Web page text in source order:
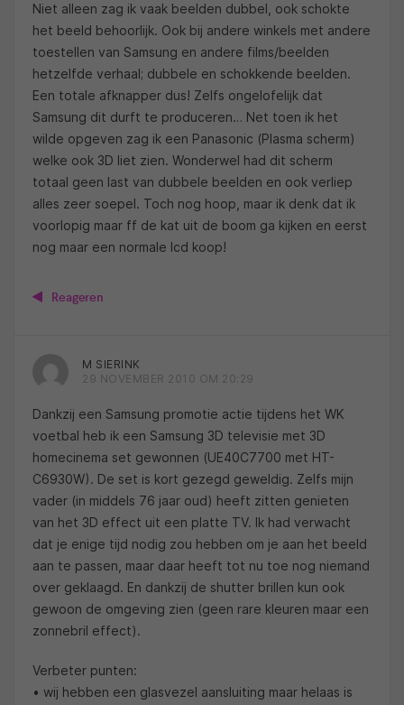
Niet alleen zag ik vaak beelden dubbel, ook schokte
het beeld behoorlijk. Ook bij andere winkels met andere
toestellen van Samsung en andere films/beelden
hetzelfde verhaal; dubbele en schokkende beelden.
Een totale afknapper dus! Zelfs ongelofelijk dat
Samsung dit durft te produceren… Net toen ik het
wilde opgeven zag ik een Panasonic (Plasma scherm)
welke ook 3D liet zien. Wonderwel had dit scherm
totaal geen last van dubbele beelden en ook verliep
alles zeer soepel. Toch nog hoop, maar ik denk dat ik
voorlopig maar ff de kat uit de boom ga kijken en eerst
nog maar een normale lcd koop!
Reageren
M SIERINK
29 NOVEMBER 2010 OM 20:29
Dankzij een Samsung promotie actie tijdens het WK
voetbal heb ik een Samsung 3D televisie met 3D
homecinema set gewonnen (UE40C7700 met HT-
C6930W). De set is kort gezegd geweldig. Zelfs mijn
vader (in middels 76 jaar oud) heeft zitten genieten
van het 3D effect uit een platte TV. Ik had verwacht
dat je enige tijd nodig zou hebben om je aan het beeld
aan te passen, maar daar heeft tot nu toe nog niemand
over geklaagd. En dankzij de shutter brillen kun ook
gewoon de omgeving zien (geen rare kleuren maar een
zonnebril effect).
Verbeter punten:
• wij hebben een glasvezel aansluiting maar helaas is